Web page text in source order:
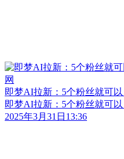
即梦AI拉新：5个粉丝就可
即梦AI拉新：5个粉丝就可
2025年3月31日13:36